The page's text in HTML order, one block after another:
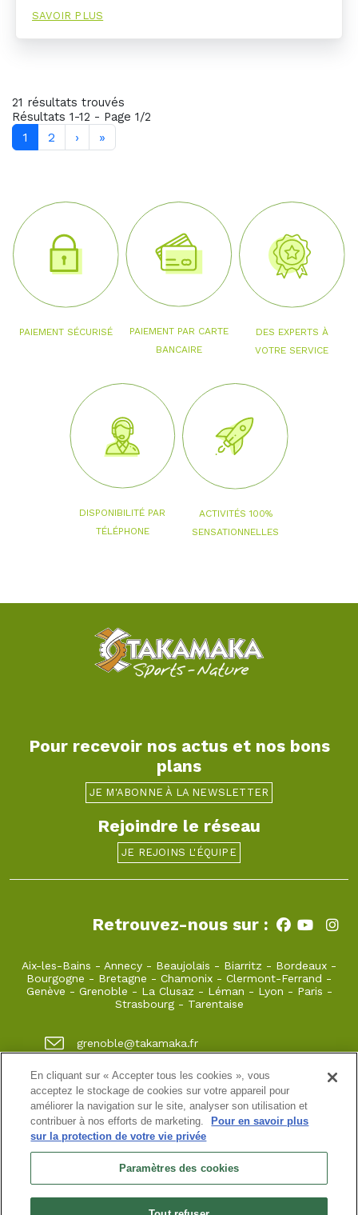
SAVOIR PLUS
21 résultats trouvés
Résultats 1-12 - Page 1/2
1 2 › »
PAIEMENT SÉCURISÉ
PAIEMENT PAR CARTE
BANCAIRE
DES EXPERTS À
VOTRE SERVICE
DISPONIBILITÉ PAR
TÉLÉPHONE
ACTIVITÉS 100%
SENSATIONNELLES
Pour recevoir nos actus et nos bons
plans
JE M'ABONNE À LA NEWSLETTER
Rejoindre le réseau
JE REJOINS L'ÉQUIPE
Retrouvez-nous sur :
Aix-les-Bains - Annecy - Beaujolais - Biarritz - Bordeaux -
Bourgogne - Bretagne - Chamonix - Clermont-Ferrand -
Genève - Grenoble - La Clusaz- Léman - Lyon - Paris -
Strasbourg- Tarentaise
grenoble@takamaka.fr
04 80 42 00 70
1 quai de créqui 38000 GRENOBLE
Site classique-Mon compte-Informations pratiques-
Conditions générales de vente
Newsletter
légales-Données personnelles
En cliquant sur « Accepter tous les cookies », vous
acceptez le stockage de cookies sur votre appareil pour
améliorer la navigation sur le site, analyser son utilisation et
contribuer à nos efforts de marketing.
Pour en savoir plus
sur la protection de votre vie privée
Paramètres des cookies